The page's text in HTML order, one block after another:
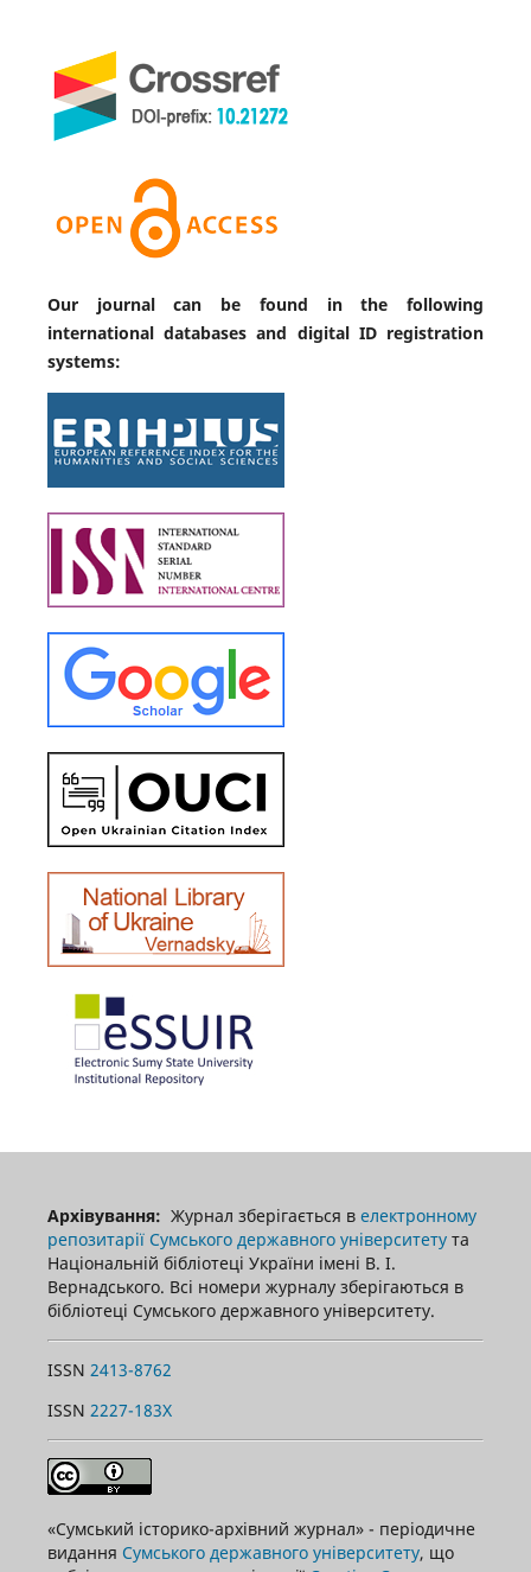
Our journal can be found in the following
international databases and digital ID registration
systems:
Архівування: Журнал зберігається в електронному
репозитарії Сумського державного університетута
Національній бібліотеці України імені В. І.
Вернадського. Всі номери журналу зберігаються в
бібліотеці Сумського державного університету.
ISSN 2413-8762
ISSN 2227-183X
«Сумський історико-архівний журнал» - періодичне
видання Сумського державного університету, що